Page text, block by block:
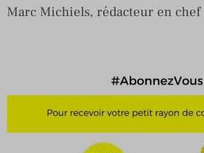
Marc Michiels, rédacteur en chef